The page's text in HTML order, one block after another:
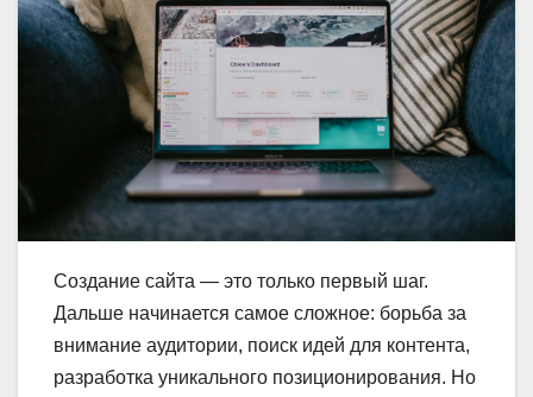
Создание сайта — это только первый шаг.
Дальше начинается самое сложное: борьба за
внимание аудитории, поиск идей для контента,
разработка уникального позиционирования. Но